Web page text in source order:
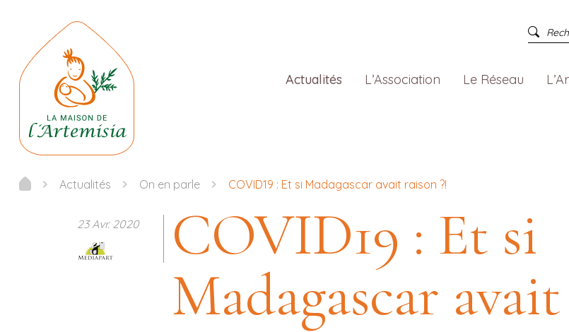
Actualités L’Association Le Réseau
Actualités On en parle COVID19 : Et si Madagascar avait raison ?!
23 Avr. 2020
COVID19 : Et si
Madagascar